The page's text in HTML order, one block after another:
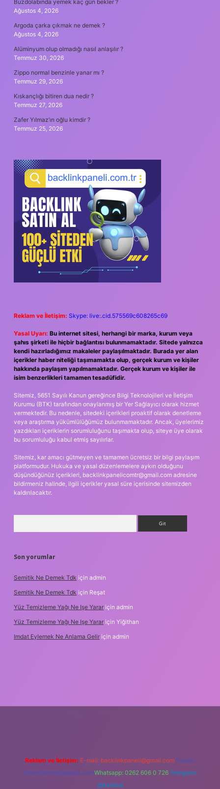
Buzdolabında yemek kaç gün bekler ?
Ağustos 4, 2026
Argoda çarka çıkmak ne demek ?
Ağustos 4, 2026
Alüminyum olup olmadığı nasıl anlaşılır ?
Temmuz 30, 2026
Zippo normal benzinle yanar mı ?
Temmuz 29, 2026
Kıskançlığı bitiren dua nedir ?
Temmuz 27, 2026
Zafer Yılmaz’ın oğlu kimdir ?
Temmuz 25, 2026
Reklam ve İletişim: Skype: live:.cid.575569c608265c69
Yasal Uyarı: Bu internet sitesi, herhangi bir marka, kurum veya
şahıs şirketi ile hiçbir bağlantısı bulunmamaktadır. Sitede yalnızca
kendi hazırladığımız makaleler paylaşılmaktadır. Burada yer alan
içerikler haber niteliği taşımamakta olup, gerçek kurum ve kişiler
hakkında paylaşım yapılmamaktadır. Gerçek kurum ve kişiler ile
isim benzerlikleri tamamen tesadüfidir.
Sitemiz, 5651 Sayılı Kanun gereğince Bilgi Teknolojileri ve İletişim
Kurumu (BTK) tarafından onaylanmış bir Yer Sağlayıcı olarak hizmet
vermektedir. Bu nedenle, sitedeki içerikleri proaktif olarak denetleme
veya araştırma yükümlülüğümüz bulunmamaktadır. Ancak, üyelerimiz
yazdıkları içeriklerin sorumluluğunu taşımakta olup, siteye üye olarak
bu sorumluluğu kabul etmiş sayılırlar.
Sitemiz, kar amacı gütmeyen ve tamamen ücretsiz bir bilgi paylaşım
platformudur. Hukuka ve yasal düzenlemelere aykırı olduğunu
düşündüğünüz içerikleri, backlinkpanelicomtr@gmail.com adresine
bildirmeniz halinde, ilgili içerikler yasal süre içerisinde sitemizden
kaldırılacaktır.
Son yorumlar
Semitik Ne Demek Tdk için admin
Semitik Ne Demek Tdk için Reşat
Yüz Temizleme Yağı Ne Işe Yarar için admin
Yüz Temizleme Yağı Ne Işe Yarar için Yiğithan
Imdat Eylemek Ne Anlama Gelir için admin
Reklam ve İletişim: E-mail: backlinkpaneli@gmail.com Teams:
forumhizmeti@gmail.com Whatsapp: 0262 606 0 726 Telegram:
@karabul